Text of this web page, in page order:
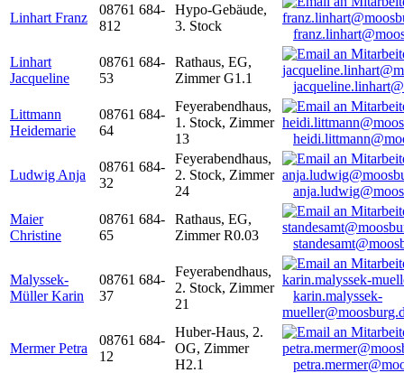
Linhart Franz
08761 684-
812
Hypo-Gebäude,
3. Stock
Linhart
Jacqueline
08761 684-
53
Rathaus, EG,
Zimmer G1.1
Littmann
Heidemarie
08761 684-
64
Feyerabendhaus,
1. Stock, Zimmer
13
Ludwig Anja
08761 684-
32
Feyerabendhaus,
2. Stock, Zimmer
24
Maier
Christine
08761 684-
65
Rathaus, EG,
Zimmer R0.03
Malyssek-
Müller Karin
08761 684-
37
Feyerabendhaus,
2. Stock, Zimmer
21
karin.malyssek-
Mermer Petra
08761 684-
12
Huber-Haus, 2.
OG, Zimmer
H2.1